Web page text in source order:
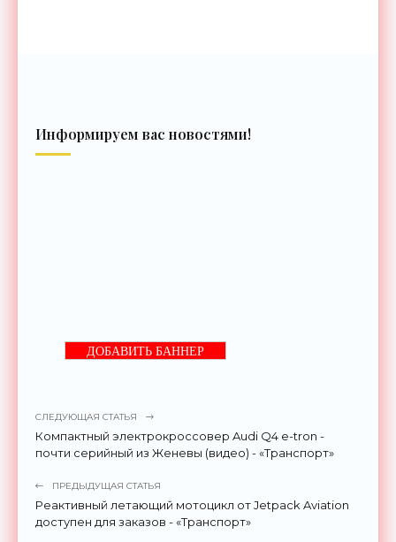
Информируем вас новостями!
ДОБАВИТЬ БАННЕР
СЛЕДУЮЩАЯ СТАТЬЯ
Компактный электрокроссовер Audi Q4 e-tron -
почти серийный из Женевы (видео) - «Транспорт»
ПРЕДЫДУЩАЯ СТАТЬЯ
Реактивный летающий мотоцикл от Jetpack Aviation
доступен для заказов - «Транспорт»